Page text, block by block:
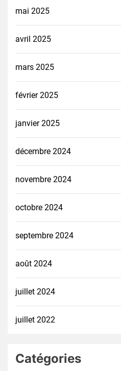
mai 2025
avril 2025
mars 2025
février 2025
janvier 2025
décembre 2024
novembre 2024
octobre 2024
septembre 2024
août 2024
juillet 2024
juillet 2022
Catégories